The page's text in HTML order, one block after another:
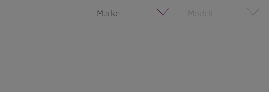
Marke Modell